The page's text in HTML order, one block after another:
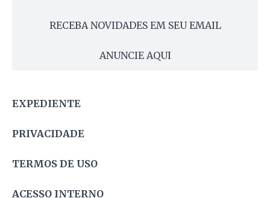
RECEBA NOVIDADES EM SEU EMAIL
ANUNCIE AQUI
EXPEDIENTE
PRIVACIDADE
TERMOS DE USO
ACESSO INTERNO